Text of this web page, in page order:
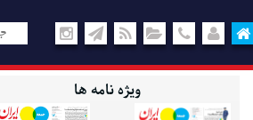
ویژه نامه ها